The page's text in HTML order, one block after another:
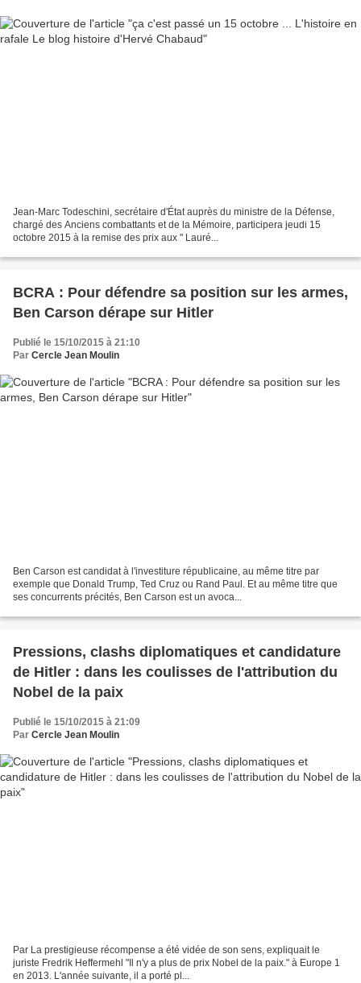
Jean-Marc Todeschini, secrétaire d'État auprès du ministre de la Défense,
chargé des Anciens combattants et de la Mémoire, participera jeudi 15
octobre 2015 à la remise des prix aux " Lauré...
BCRA : Pour défendre sa position sur les armes,
Ben Carson dérape sur Hitler
Publié le 15/10/2015 à 21:10
Par Cercle Jean Moulin
Ben Carson est candidat à l'investiture républicaine, au même titre par
exemple que Donald Trump, Ted Cruz ou Rand Paul. Et au même titre que
ses concurrents précités, Ben Carson est un avoca...
Pressions, clashs diplomatiques et candidature
de Hitler : dans les coulisses de l'attribution du
Nobel de la paix
Publié le 15/10/2015 à 21:09
Par Cercle Jean Moulin
Par La prestigieuse récompense a été vidée de son sens, expliquait le
juriste Fredrik Heffermehl "Il n'y a plus de prix Nobel de la paix." à Europe 1
en 2013. L'année suivante, il a porté pl...